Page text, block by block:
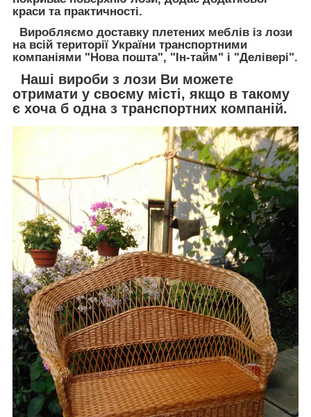
краси та практичності.
Виробляємо доставку плетених меблів із лози
на всій території України транспортними
компаніями "Нова пошта", "Ін-тайм" і "Делівері".
Наші вироби з лози Ви можете
отримати у своєму місті, якщо в такому
є хоча б одна з транспортних компаній.